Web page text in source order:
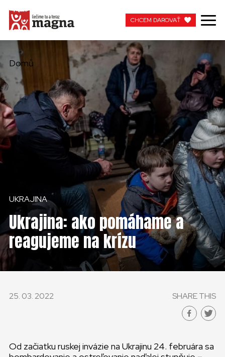
CHCEM DAROVAŤ
MOJA MAGNA
PRACUJTE S NAMI
CHCEM DAROVAŤ
Domů
UKRAJINA
Ukrajina: ako pomáhame a
reagujeme na krízu
25. 03. 2022 SHARE THIS
Od začiatku ruskej invázie na Ukrajinu 24. februára sa